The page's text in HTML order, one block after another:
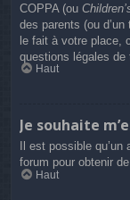
COPPA (ou
des parents (ou
le fait à votre place,
questions légales de
Haut
Je souhaite
Il est possible
forum pour obtenir de
Haut